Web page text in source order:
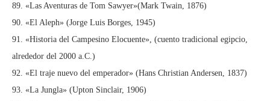
89. «Las Aventuras de Tom Sawyer»(Mark Twain, 1876)
90. «El Aleph» (Jorge Luis Borges, 1945)
91. «Historia del Campesino Elocuente», (cuento tradicional egipcio,
alrededor del 2000 a.C.)
92. «El traje nuevo del emperador» (Hans Christian Andersen, 1837)
93. «La Jungla» (Upton Sinclair, 1906)